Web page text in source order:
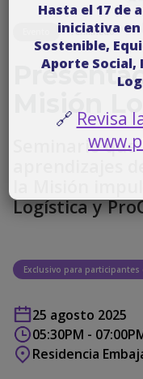
Terminado
Misión
Seminario
Logística y
Exclusivo para participantes
25 agosto 2025
05:30PM -
Residencia
Hasta el 17 de
iniciativa
Sostenible,
Aporte Social,
🔗 Revisa